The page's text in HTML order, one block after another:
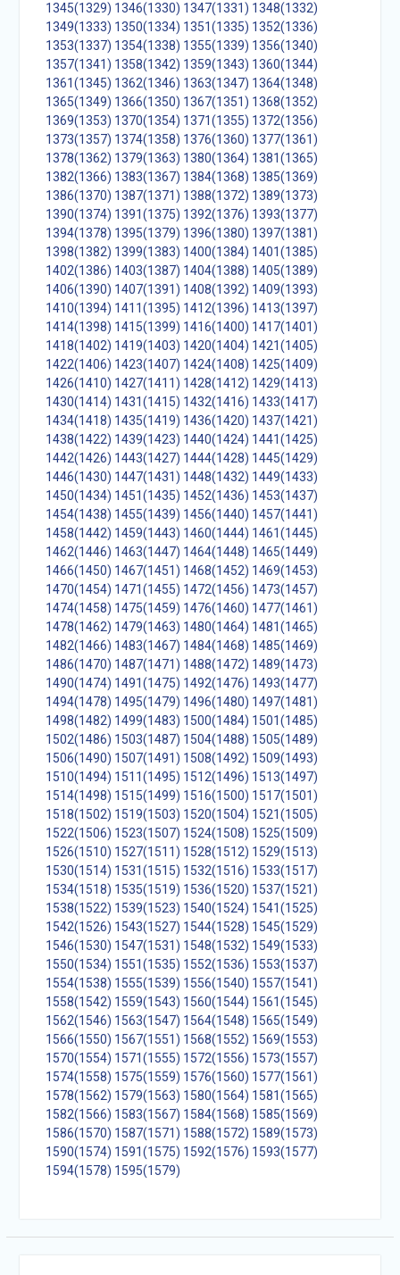
1345(1329) 1346(1330) 1347(1331) 1348(1332)
1349(1333) 1350(1334) 1351(1335) 1352(1336)
1353(1337) 1354(1338) 1355(1339) 1356(1340)
1357(1341) 1358(1342) 1359(1343) 1360(1344)
1361(1345) 1362(1346) 1363(1347) 1364(1348)
1365(1349) 1366(1350) 1367(1351) 1368(1352)
1369(1353) 1370(1354) 1371(1355) 1372(1356)
1373(1357) 1374(1358) 1376(1360) 1377(1361)
1378(1362) 1379(1363) 1380(1364) 1381(1365)
1382(1366) 1383(1367) 1384(1368) 1385(1369)
1386(1370) 1387(1371) 1388(1372) 1389(1373)
1390(1374) 1391(1375) 1392(1376) 1393(1377)
1394(1378) 1395(1379) 1396(1380) 1397(1381)
1398(1382) 1399(1383) 1400(1384) 1401(1385)
1402(1386) 1403(1387) 1404(1388) 1405(1389)
1406(1390) 1407(1391) 1408(1392) 1409(1393)
1410(1394) 1411(1395) 1412(1396) 1413(1397)
1414(1398) 1415(1399) 1416(1400) 1417(1401)
1418(1402) 1419(1403) 1420(1404) 1421(1405)
1422(1406) 1423(1407) 1424(1408) 1425(1409)
1426(1410) 1427(1411) 1428(1412) 1429(1413)
1430(1414) 1431(1415) 1432(1416) 1433(1417)
1434(1418) 1435(1419) 1436(1420) 1437(1421)
1438(1422) 1439(1423) 1440(1424) 1441(1425)
1442(1426) 1443(1427) 1444(1428) 1445(1429)
1446(1430) 1447(1431) 1448(1432) 1449(1433)
1450(1434) 1451(1435) 1452(1436) 1453(1437)
1454(1438) 1455(1439) 1456(1440) 1457(1441)
1458(1442) 1459(1443) 1460(1444) 1461(1445)
1462(1446) 1463(1447) 1464(1448) 1465(1449)
1466(1450) 1467(1451) 1468(1452) 1469(1453)
1470(1454) 1471(1455) 1472(1456) 1473(1457)
1474(1458) 1475(1459) 1476(1460) 1477(1461)
1478(1462) 1479(1463) 1480(1464) 1481(1465)
1482(1466) 1483(1467) 1484(1468) 1485(1469)
1486(1470) 1487(1471) 1488(1472) 1489(1473)
1490(1474) 1491(1475) 1492(1476) 1493(1477)
1494(1478) 1495(1479) 1496(1480) 1497(1481)
1498(1482) 1499(1483) 1500(1484) 1501(1485)
1502(1486) 1503(1487) 1504(1488) 1505(1489)
1506(1490) 1507(1491) 1508(1492) 1509(1493)
1510(1494) 1511(1495) 1512(1496) 1513(1497)
1514(1498) 1515(1499) 1516(1500) 1517(1501)
1518(1502) 1519(1503) 1520(1504) 1521(1505)
1522(1506) 1523(1507) 1524(1508) 1525(1509)
1526(1510) 1527(1511) 1528(1512) 1529(1513)
1530(1514) 1531(1515) 1532(1516) 1533(1517)
1534(1518) 1535(1519) 1536(1520) 1537(1521)
1538(1522) 1539(1523) 1540(1524) 1541(1525)
1542(1526) 1543(1527) 1544(1528) 1545(1529)
1546(1530) 1547(1531) 1548(1532) 1549(1533)
1550(1534) 1551(1535) 1552(1536) 1553(1537)
1554(1538) 1555(1539) 1556(1540) 1557(1541)
1558(1542) 1559(1543) 1560(1544) 1561(1545)
1562(1546) 1563(1547) 1564(1548) 1565(1549)
1566(1550) 1567(1551) 1568(1552) 1569(1553)
1570(1554) 1571(1555) 1572(1556) 1573(1557)
1574(1558) 1575(1559) 1576(1560) 1577(1561)
1578(1562) 1579(1563) 1580(1564) 1581(1565)
1582(1566) 1583(1567) 1584(1568) 1585(1569)
1586(1570) 1587(1571) 1588(1572) 1589(1573)
1590(1574) 1591(1575) 1592(1576) 1593(1577)
1594(1578) 1595(1579)